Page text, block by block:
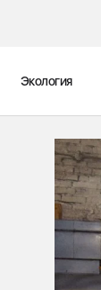
Экология